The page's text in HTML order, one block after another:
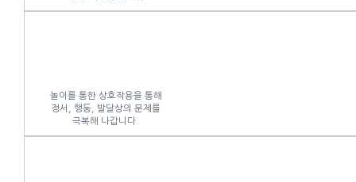
놀이를 통한 상호작용을 통해
정서, 행동, 발달상의 문제를
극복해 나갑니다.